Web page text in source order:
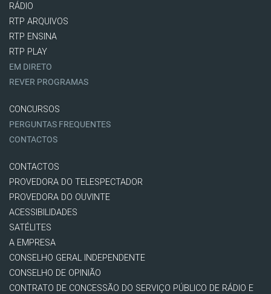
RÁDIO
RTP ARQUIVOS
RTP ENSINA
RTP PLAY
EM DIRETO
REVER PROGRAMAS
CONCURSOS
PERGUNTAS FREQUENTES
CONTACTOS
CONTACTOS
PROVEDORA DO TELESPECTADOR
PROVEDORA DO OUVINTE
ACESSIBILIDADES
SATÉLITES
A EMPRESA
CONSELHO GERAL INDEPENDENTE
CONSELHO DE OPINIÃO
CONTRATO DE CONCESSÃO DO SERVIÇO PÚBLICO DE RÁDIO E